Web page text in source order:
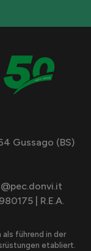
Gussago (BS)
| R.E.A.
als führend in der
etabliert.